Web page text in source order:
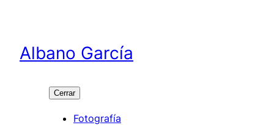
contenido
Albano García
Cerrar
Fotografía